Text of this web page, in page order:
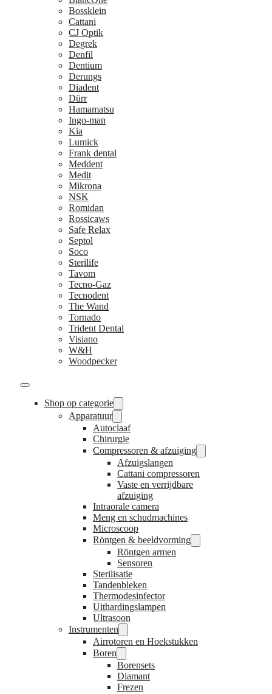
Bossklein
Cattani
CJ Optik
Degrek
Denfil
Dentium
Derungs
Diadent
Dürr
Hamamatsu
Ingo-man
Kia
Lumick
Frank dental
Meddent
Medit
Mikrona
NSK
Romidan
Rossicaws
Safe Relax
Septol
Soco
Sterilife
Tavom
Tecno-Gaz
Tecnodent
The Wand
Tornado
Trident Dental
Visiano
W&H
Woodpecker
Shop op categorie
Apparatuur
Autoclaaf
Chirurgie
Compressoren & afzuiging
Afzuigslangen
Cattani compressoren
Vaste en verrijdbare
afzuiging
Intraorale camera
Meng en schudmachines
Microscoop
Röntgen & beeldvorming
Röntgen armen
Sensoren
Sterilisatie
Tandenbleken
Thermodesinfector
Uithardingslampen
Ultrasoon
Instrumenten
Airrotoren en Hoekstukken
Boren
Borensets
Diamant
Frezen